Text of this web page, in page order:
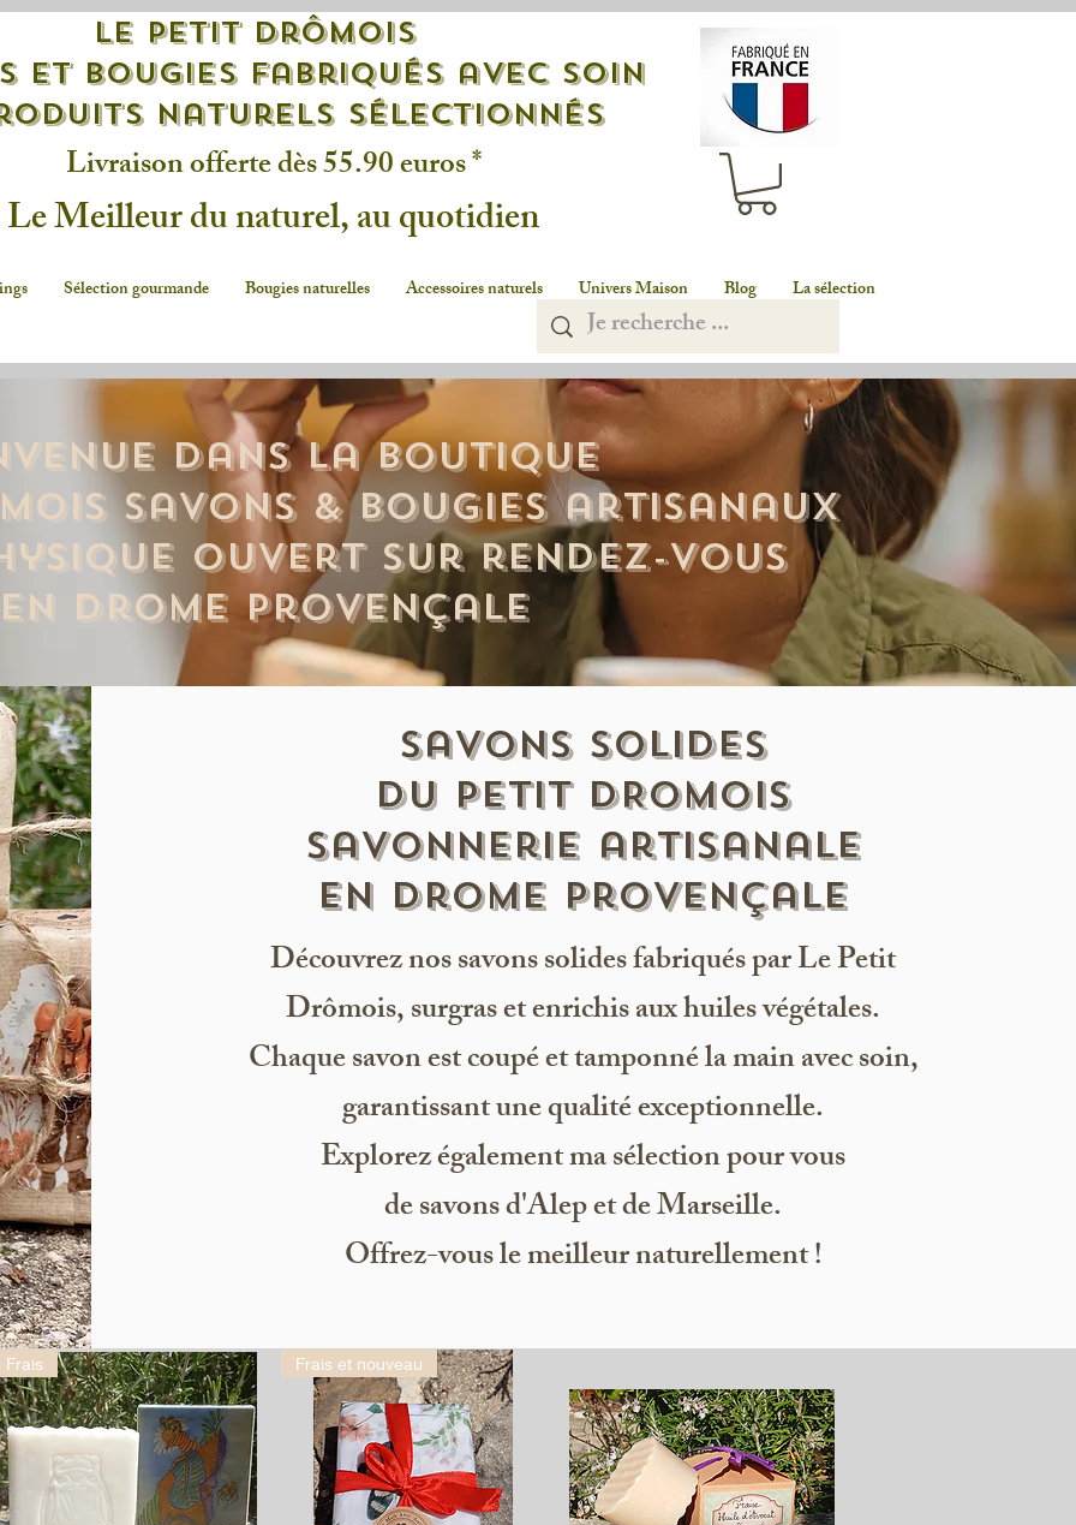
Livraison offerte dès 55.90 euros *
Le Meilleur du naturel, au quotidien
Le petit drômois
et bougies fabriqués avec soin
naturels sélectionnés
Sélection gourmande Bougies naturelles Accessoires naturels Univers Maison Blog La sélection
dans la Boutique
savons & Bougies artisanaux
ouvert sur rendez-vous
en Drome provençale
Savons solides
DU PETIT DROMOIS
savonnerie artisanale
en drome provençale
Découvrez nos savons solides fabriqués par Le Petit
Drômois, surgras et enrichis aux huiles végétales.
Chaque savon est coupé et tamponné la main avec soin,
garantissant une qualité exceptionnelle.
Explorez également ma sélection pour vous
de savons d'Alep et de Marseille.
Offrez-vous le meilleur naturellement !
Frais Frais et nouveau